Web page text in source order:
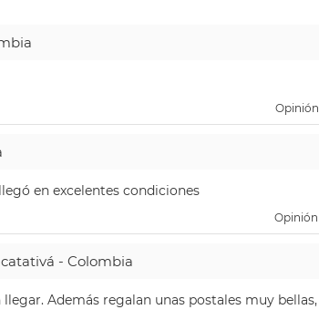
en excelentes condiciones
Opinión
- Colombia
Además regalan unas postales muy